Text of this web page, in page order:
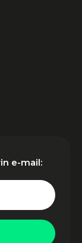
e-mail: